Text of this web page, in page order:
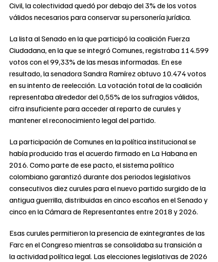
Civil, la colectividad quedó por debajo del 3% de los votos
válidos necesarios para conservar su personería jurídica.
La lista al Senado en la que participó la coalición Fuerza
Ciudadana, en la que se integró Comunes, registraba 114.599
votos con el 99,33% de las mesas informadas. En ese
resultado, la senadora Sandra Ramírez obtuvo 10.474 votos
en su intento de reelección. La votación total de la coalición
representaba alrededor del 0,55% de los sufragios válidos,
cifra insuficiente para acceder al reparto de curules y
mantener el reconocimiento legal del partido.
La participación de Comunes en la política institucional se
había producido tras el acuerdo firmado en La Habana en
2016. Como parte de ese pacto, el sistema político
colombiano garantizó durante dos periodos legislativos
consecutivos diez curules para el nuevo partido surgido de la
antigua guerrilla, distribuidas en cinco escaños en el Senado y
cinco en la Cámara de Representantes entre 2018 y 2026.
Esas curules permitieron la presencia de exintegrantes de las
Farc en el Congreso mientras se consolidaba su transición a
la actividad política legal. Las elecciones legislativas de 2026